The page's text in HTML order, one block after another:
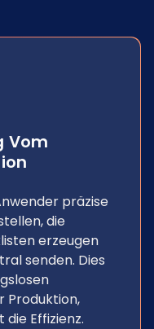
Vom
präzise
die
erzeugen
senden. Dies
Produktion,
Effizienz.